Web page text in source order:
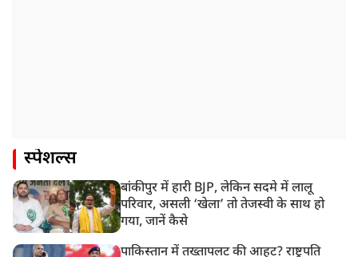
स्पेशल्स
बांकीपुर में हारी BJP, लेकिन सदमे में लालू
परिवार, असली ‘खेला’ तो तेजस्वी के साथ हो
गया, जानें कैसे
पाकिस्तान में तख्तापलट की आहट? राष्ट्रपति